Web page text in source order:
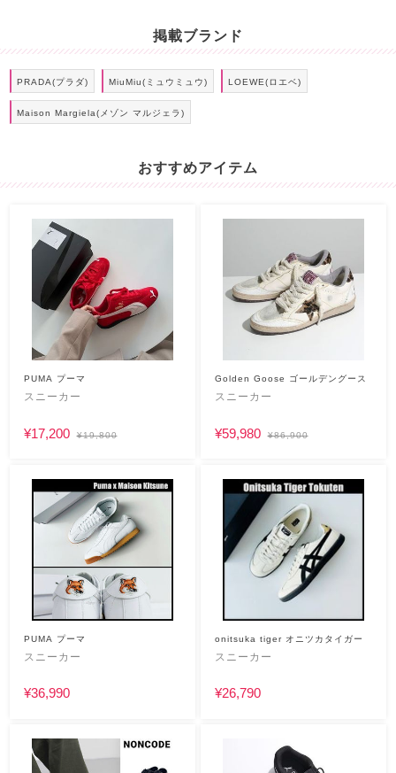
掲載ブランド
PRADA(プラダ) MiuMiu(ミュウミュウ) LOEWE(ロエベ)
Maison Margiela(メゾン マルジェラ)
おすすめアイテム
PUMA プーマ
スニーカー
¥17,200 ¥19,800
Golden Goose ゴールデングース
スニーカー
¥59,980 ¥86,900
PUMA プーマ
スニーカー
¥36,990
onitsuka tiger オニツカタイガー
スニーカー
¥26,790